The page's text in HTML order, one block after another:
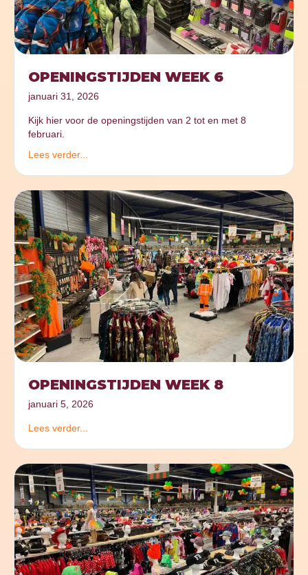
OPENINGSTIJDEN WEEK 6
januari 31, 2026
Kijk hier voor de openingstijden van 2 tot en met 8
februari.
Lees verder...
OPENINGSTIJDEN WEEK 8
januari 5, 2026
Lees verder...